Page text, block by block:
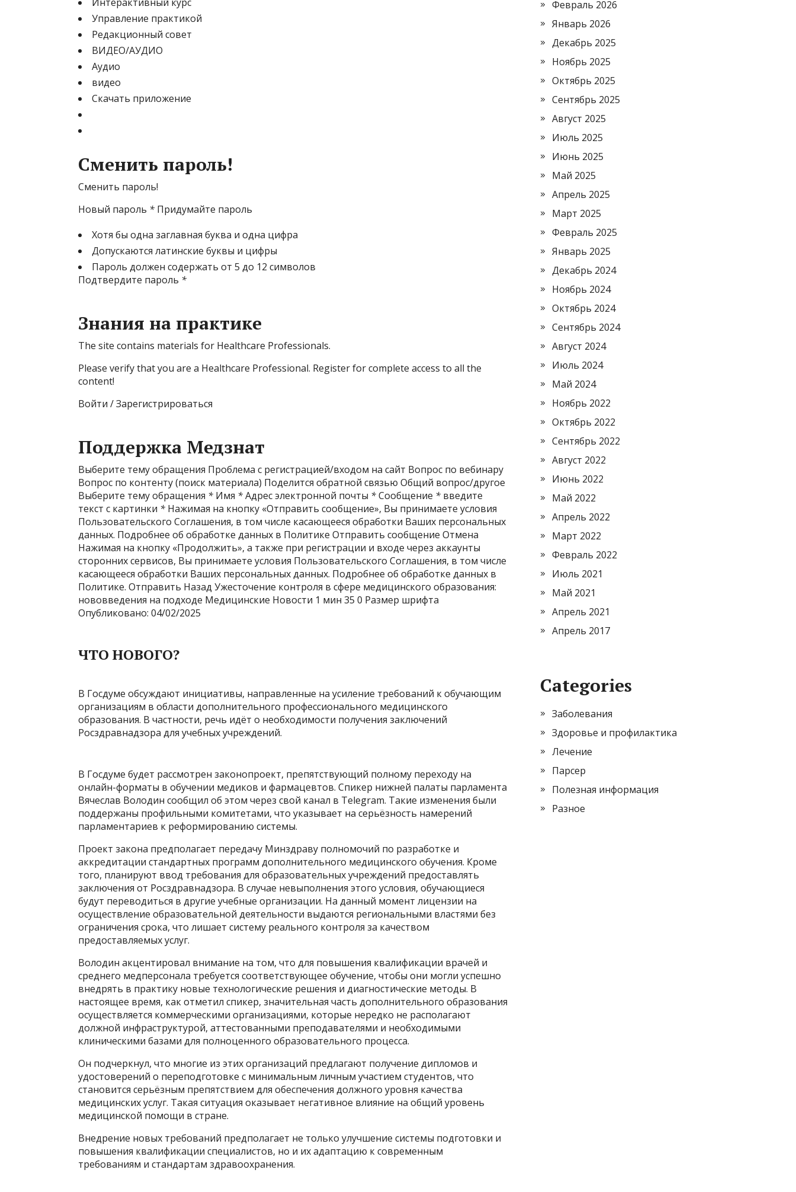
Интерактивный курс
Управление практикой
Редакционный совет
ВИДЕО/АУДИО
Аудио
видео
Скачать приложение
Сменить пароль!
Сменить пароль!
Новый пароль * Придумайте пароль
Хотя бы одна заглавная буква и одна цифра
Допускаются латинские буквы и цифры
Пароль должен содержать от 5 до 12 символов
Подтвердите пароль *
Знания на практике
The site contains materials for Healthcare Professionals.
Please verify that you are a Healthcare Professional. Register for complete access to all the
content!
Войти / Зарегистрироваться
Поддержка Медзнат
Выберите тему обращения Проблема с регистрацией/входом на сайт Вопрос по вебинару
Вопрос по контенту (поиск материала) Поделится обратной связью Общий вопрос/другое
Выберите тему обращения * Имя *Адрес электронной почты *Сообщение * введите
текст с картинки * Нажимая на кнопку «Отправить сообщение», Вы принимаете условия
Пользовательского Соглашения, в том числе касающееся обработки Ваших персональных
данных. Подробнее об обработке данных в Политике Отправить сообщение Отмена
Нажимая на кнопку «Продолжить», а также при регистрации и входе через аккаунты
сторонних сервисов, Вы принимаете условия Пользовательского Соглашения, в том числе
касающееся обработки Ваших персональных данных. Подробнее об обработке данных в
Политике. Отправить Назад Ужесточение контроля в сфере медицинского образования:
нововведения на подходе Медицинские Новости 1 мин 35 0 Размер шрифта
Опубликовано: 04/02/2025
ЧТО НОВОГО?
В Госдуме обсуждают инициативы, направленные на усиление требований к обучающим
организациям в области дополнительного профессионального медицинского
образования. В частности, речь идёт о необходимости получения заключений
Росздравнадзора для учебных учреждений.
В Госдуме будет рассмотрен законопроект, препятствующий полному переходу на
онлайн-форматы в обучении медиков и фармацевтов. Спикер нижней палаты парламента
Вячеслав Володин сообщил об этом через свой канал в Telegram. Такие изменения были
поддержаны профильными комитетами, что указывает на серьёзность намерений
парламентариев к реформированию системы.
Проект закона предполагает передачу Минздраву полномочий по разработке и
аккредитации стандартных программ дополнительного медицинского обучения. Кроме
того, планируют ввод требования для образовательных учреждений предоставлять
заключения от Росздравнадзора. В случае невыполнения этого условия, обучающиеся
будут переводиться в другие учебные организации. На данный момент лицензии на
осуществление образовательной деятельности выдаются региональными властями без
ограничения срока, что лишает систему реального контроля за качеством
предоставляемых услуг.
Володин акцентировал внимание на том, что для повышения квалификации врачей и
среднего медперсонала требуется соответствующее обучение, чтобы они могли успешно
внедрять в практику новые технологические решения и диагностические методы. В
настоящее время, как отметил спикер, значительная часть дополнительного образования
осуществляется коммерческими организациями, которые нередко не располагают
должной инфраструктурой, аттестованными преподавателями и необходимыми
клиническими базами для полноценного образовательного процесса.
Он подчеркнул, что многие из этих организаций предлагают получение дипломов и
удостоверений о переподготовке с минимальным личным участием студентов, что
становится серьёзным препятствием для обеспечения должного уровня качества
медицинских услуг. Такая ситуация оказывает негативное влияние на общий уровень
медицинской помощи в стране.
Внедрение новых требований предполагает не только улучшение системы подготовки и
повышения квалификации специалистов, но и их адаптацию к современным
требованиям и стандартам здравоохранения.
Февраль 2026
Январь 2026
Декабрь 2025
Ноябрь 2025
Октябрь 2025
Сентябрь 2025
Август 2025
Июль 2025
Июнь 2025
Май 2025
Апрель 2025
Март 2025
Февраль 2025
Январь 2025
Декабрь 2024
Ноябрь 2024
Октябрь 2024
Сентябрь 2024
Август 2024
Июль 2024
Май 2024
Ноябрь 2022
Октябрь 2022
Сентябрь 2022
Август 2022
Июнь 2022
Май 2022
Апрель 2022
Март 2022
Февраль 2022
Июль 2021
Май 2021
Апрель 2021
Апрель 2017
Categories
Заболевания
Здоровье и профилактика
Лечение
Парсер
Полезная информация
Разное